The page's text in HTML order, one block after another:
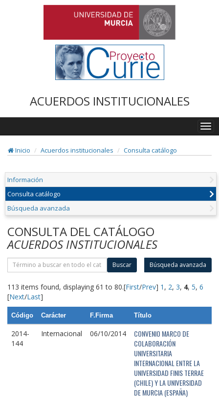
ACUERDOS INSTITUCIONALES
Inicio
Acuerdos institucionales Consulta catálogo
Información
Consulta catálogo
Búsqueda avanzada
CONSULTA DEL CATÁLOGO
ACUERDOS INSTITUCIONALES
Buscar Búsqueda avanzada
113 items found, displaying 61 to 80.[First/Prev] 1 , 2, 3, 4, 5, 6
[Next/Last]
Código Carácter F.Firma Título
2014-
144
Internacional 06/10/2014
CONVENIO MARCO DE
COLABORACIÓN
UNIVERSITARIA
INTERNACIONAL ENTRE LA
UNIVERSIDAD FINIS TERRAE
(CHILE) Y LA UNIVERSIDAD
DE MURCIA (ESPAÑA)